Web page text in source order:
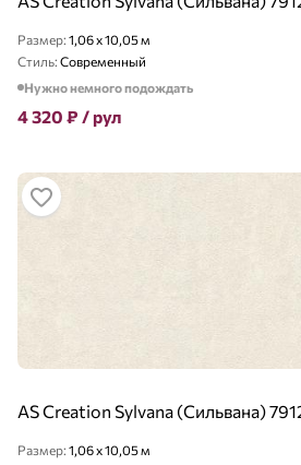
Размер: 1,06 x 10,05 м
Стиль: Современный
Нужно немного подождать
4 320 ₽ / рул
AS Creation Sylvana (Сильвана)
Размер: 1,06 x 10,05 м